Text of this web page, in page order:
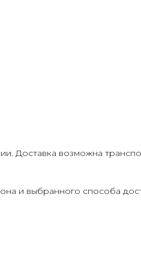
Доставка возможна
и выбранного способа